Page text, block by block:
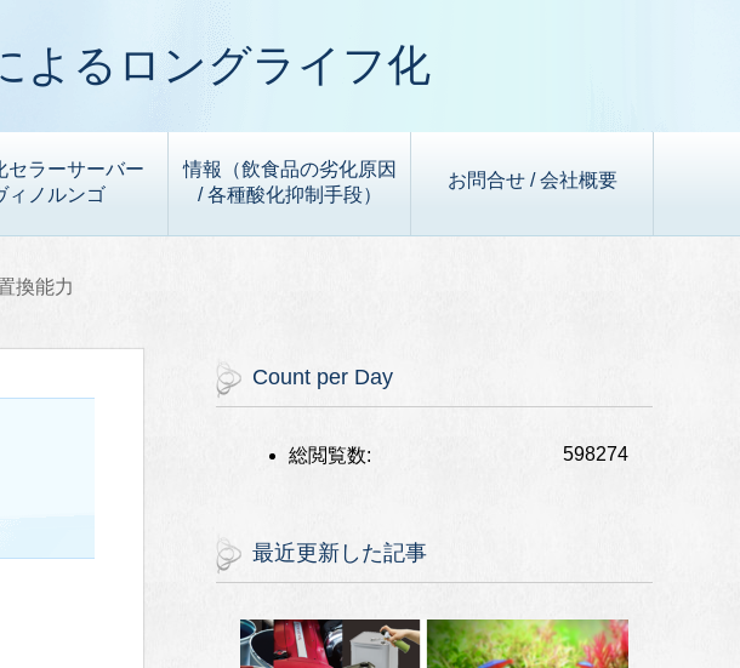
よるロングライフ化
セラーサーバー
ィノルンゴ
情報（飲食品の劣化原因
/ 各種酸化抑制手段）
お問合せ / 会社概要
換能力
Count per Day
598274
総閲覧数:
最近更新した記事